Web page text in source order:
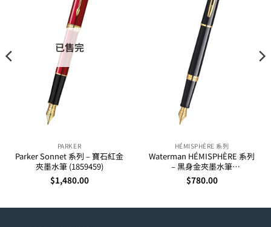
已售完
PARKER
Parker Sonnet 系列 – 寶石紅金
夾墨水筆 (1859459)
$1,480.00
HÉMISPHÈRE 系列
Waterman HÉMISPHÈRE 系列
– 黑身金夾墨水筆
(S0920610,S0920630)
$780.00